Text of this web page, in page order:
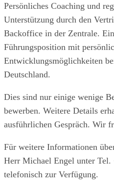
Persönliches Coaching und
Unterstützung durch den
Backoffice in der Zentrale.
Führungsposition mit
Entwicklungsmöglichkeiten
Deutschland.
Dies sind nur einige wenige
bewerben. Weitere Details
ausführlichen Gespräch. Wir
Für weitere Informationen
Herr Michael Engel unter Tel.
telefonisch zur Verfügung.